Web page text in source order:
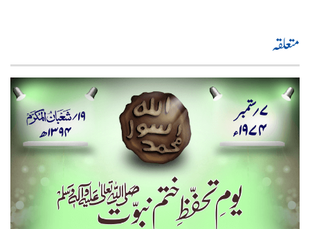
متعلقہ